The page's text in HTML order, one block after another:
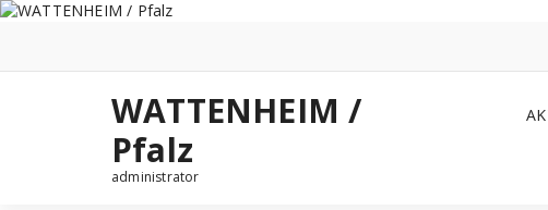
Zum
WATTENHEIM /
Pfalz
administrator